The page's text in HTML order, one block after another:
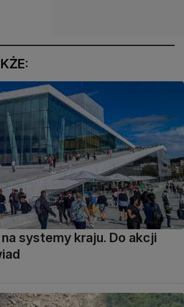
systemy kraju. Do akcji